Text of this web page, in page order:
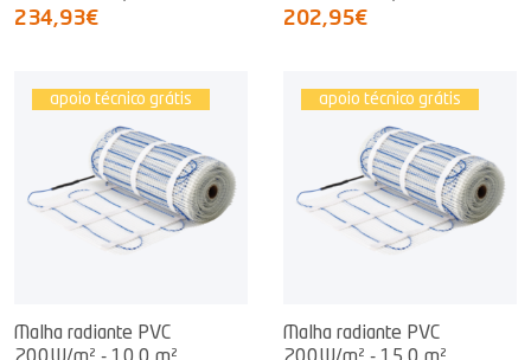
234,93€ 202,95€
apoio técnico grátis
Malha radiante PVC
apoio técnico grátis
Malha radiante PVC